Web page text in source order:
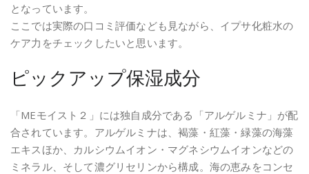
となっています。
ここでは実際の口コミ評価なども見ながら、イプサ化粧水の
ケア力をチェックしたいと思います。
ピックアップ保湿成分
「MEモイスト２」には独自成分である「アルゲルミナ」が配
合されています。アルゲルミナは、褐藻・紅藻・緑藻の海藻
エキスほか、カルシウムイオン・マグネシウムイオンなどの
ミネラル、そして濃グリセリンから構成。海の恵みをコンセ